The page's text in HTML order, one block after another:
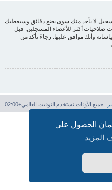
الحصول على
المزيد
لا يأخذ منك سوى بضع دقائق وسيعطيك
صلاحيات أكثر للأعضاء المسجلين. قبل
وأنك موافق عليها. رجاءً تأكد من
جميع الأوقات تستخدم التوقيت العالمي+02:00
المنتديات العربية
| الشروط